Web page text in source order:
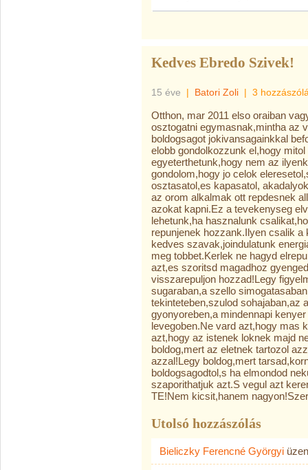
Kedves Ebredo Szivek!
15 éve | Batori Zoli | 3
Otthon, mar 2011 elso oraiban
osztogatni egymasnak,mintha az
boldogsagot jokivansagainkkal
elobb gondolkozzunk el,hogy
egyeterthetunk,hogy nem az
gondolom,hogy jo celok
osztasatol,es kapasatol,
az orom alkalmak ott repdesnek
azokat kapni.Ez a tevekenyseg
lehetunk,ha hasznalunk
repunjenek hozzank.Ilyen csalik
kedves szavak,joindulatunk
meg tobbet.Kerlek ne hagyd
azt,es szoritsd magadhoz
visszarepuljon hozzad!Legy
sugaraban,a szello
tekinteteben,szulod sohajaban,az
gyonyoreben,a mindennapi
levegoben.Ne vard azt,hogy mas
azt,hogy az istenek loknek majd
boldog,mert az eletnek tartozol
azzal!Legy boldog,mert
boldogsagodtol,s ha elmondod
szaporithatjuk azt.S vegul azt
TE!Nem kicsit,hanem
Utolsó hozzászólás
Bieliczky Ferencné Györgyi